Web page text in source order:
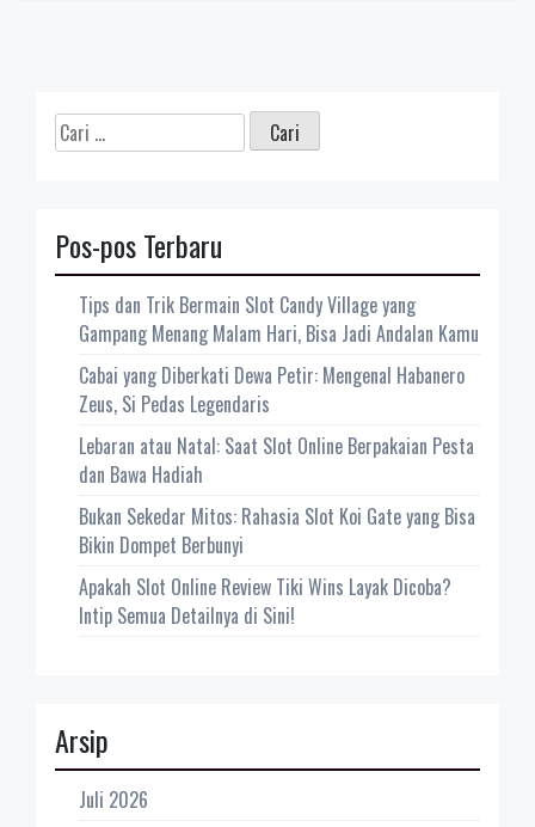
Cari
untuk:
Pos-pos Terbaru
Tips dan Trik Bermain Slot Candy Village yang
Gampang Menang Malam Hari, Bisa Jadi Andalan Kamu
Cabai yang Diberkati Dewa Petir: Mengenal Habanero
Zeus, Si Pedas Legendaris
Lebaran atau Natal: Saat Slot Online Berpakaian Pesta
dan Bawa Hadiah
Bukan Sekedar Mitos: Rahasia Slot Koi Gate yang Bisa
Bikin Dompet Berbunyi
Apakah Slot Online Review Tiki Wins Layak Dicoba?
Intip Semua Detailnya di Sini!
Arsip
Juli 2026